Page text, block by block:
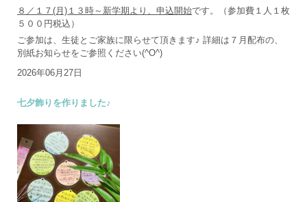
８／１７(月)１３時～新学期より、申込開始です。（参加費１人１枚
５００円税込）
ご参加は、生徒とご家族に限らせて頂きます♪ 詳細は７月配布の、
別紙お知らせをご参照ください(^O^)
2026年06月27日
七夕飾りを作りました♪